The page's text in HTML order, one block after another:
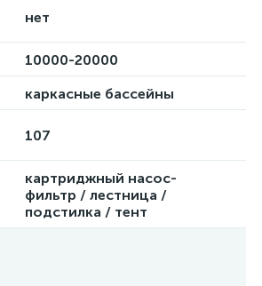
нет
10000-20000
каркасные бассейны
107
картриджный насос-
фильтр / лестница /
подстилка / тент